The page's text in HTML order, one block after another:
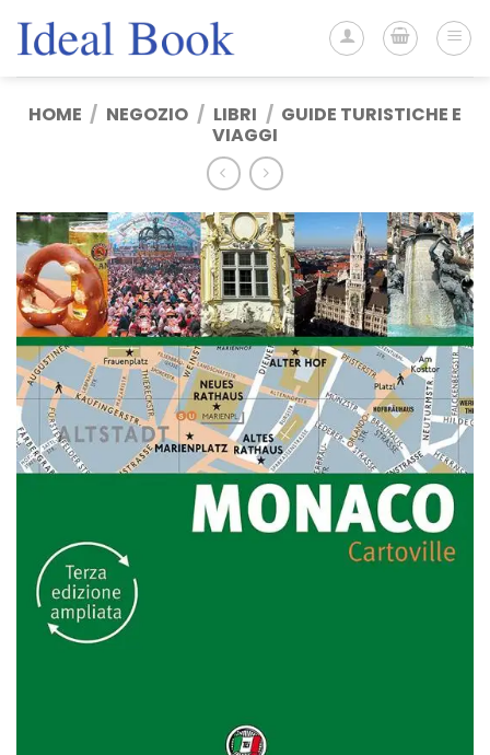
HOME / NEGOZIO / LIBRI / GUIDE TURISTICHE E
VIAGGI